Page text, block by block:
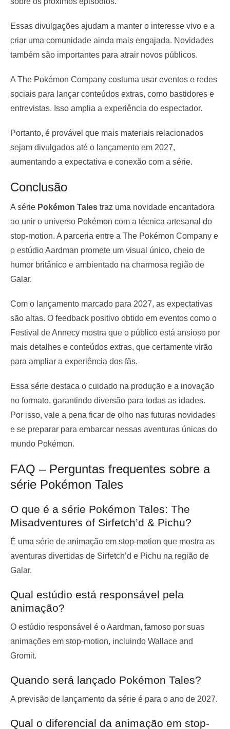
Essas divulgações ajudam a manter o interesse vivo e a
criar uma comunidade ainda mais engajada. Novidades
também são importantes para atrair novos públicos.
A The Pokémon Company costuma usar eventos e redes
sociais para lançar conteúdos extras, como bastidores e
entrevistas. Isso amplia a experiência do espectador.
Portanto, é provável que mais materiais relacionados
sejam divulgados até o lançamento em 2027,
aumentando a expectativa e conexão com a série.
Conclusão
A série Pokémon Tales traz uma novidade encantadora
ao unir o universo Pokémon com a técnica artesanal do
stop-motion. A parceria entre a The Pokémon Company e
o estúdio Aardman promete um visual único, cheio de
humor britânico e ambientado na charmosa região de
Galar.
Com o lançamento marcado para 2027, as expectativas
são altas. O feedback positivo obtido em eventos como o
Festival de Annecy mostra que o público está ansioso por
mais detalhes e conteúdos extras, que certamente virão
para ampliar a experiência dos fãs.
Essa série destaca o cuidado na produção e a inovação
no formato, garantindo diversão para todas as idades.
Por isso, vale a pena ficar de olho nas futuras novidades
e se preparar para embarcar nessas aventuras únicas do
mundo Pokémon.
FAQ – Perguntas frequentes sobre a
série Pokémon Tales
O que é a série Pokémon Tales: The
Misadventures of Sirfetch’d & Pichu?
É uma série de animação em stop-motion que mostra as
aventuras divertidas de Sirfetch’d e Pichu na região de
Galar.
Qual estúdio está responsável pela
animação?
O estúdio responsável é o Aardman, famoso por suas
animações em stop-motion, incluindo Wallace and
Gromit.
Quando será lançado Pokémon Tales?
A previsão de lançamento da série é para o ano de 2027.
Qual o diferencial da animação em stop-